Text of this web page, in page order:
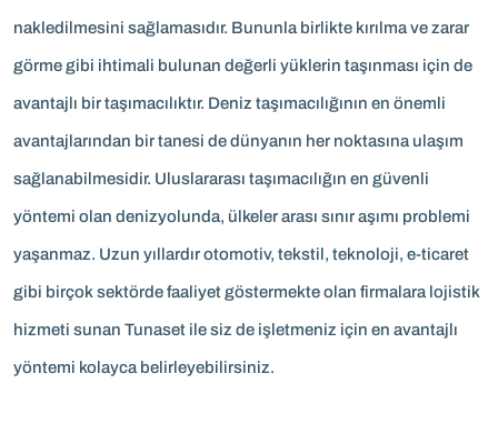
nakledilmesini sağlamasıdır. Bununla birlikte kırılma ve zarar
görme gibi ihtimali bulunan değerli yüklerin taşınması için de
avantajlı bir taşımacılıktır. Deniz taşımacılığının en önemli
avantajlarından bir tanesi de dünyanın her noktasına ulaşım
sağlanabilmesidir. Uluslararası taşımacılığın en güvenli
yöntemi olan denizyolunda, ülkeler arası sınır aşımı problemi
yaşanmaz. Uzun yıllardır otomotiv, tekstil, teknoloji, e-ticaret
gibi birçok sektörde faaliyet göstermekte olan firmalara lojistik
hizmeti sunan Tunaset ile siz de işletmeniz için en avantajlı
yöntemi kolayca belirleyebilirsiniz.